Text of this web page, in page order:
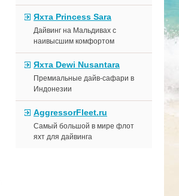
Яхта Princess Sara
Дайвинг на Мальдивах с
наивысшим комфортом
Яхта Dewi Nusantara
Премиальные дайв-сафари в
Индонезии
AggressorFleet.ru
Самый большой в мире флот
яхт для дайвинга